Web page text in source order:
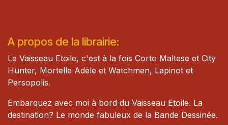
A propos de la librairie:
Le Vaisseau Etoile, c'est à la fois Corto Maltese et City
Hunter, Mortelle Adèle et Watch​men, Lapinot et
Persopolis.
Embarquez avec moi à bord du Vaisseau Etoile. La
destination? Le monde fabuleux de la Bande Dessinée.